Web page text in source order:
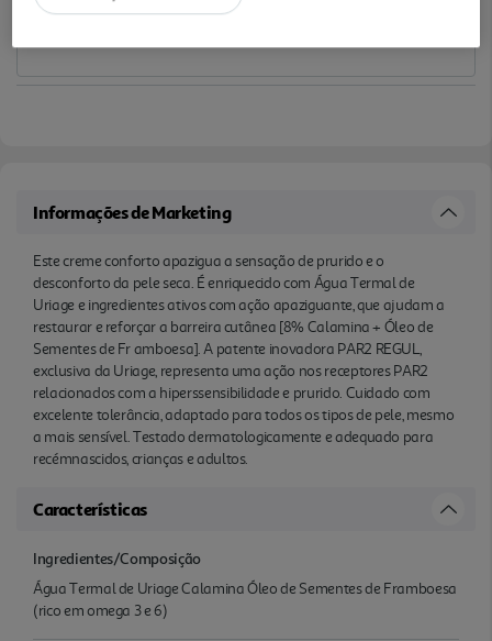
recémnascidos, crianças e adultos.
Informações de Marketing
Este creme conforto apazigua a sensação de prurido e o
desconforto da pele seca. É enriquecido com Água Termal de
Uriage e ingredientes ativos com ação apaziguante, que ajudam a
restaurar e reforçar a barreira cutânea [8% Calamina + Óleo de
Sementes de Fr amboesa]. A patente inovadora PAR2 REGUL,
exclusiva da Uriage, representa uma ação nos receptores PAR2
relacionados com a hiperssensibilidade e prurido. Cuidado com
excelente tolerância, adaptado para todos os tipos de pele, mesmo
a mais sensível. Testado dermatologicamente e adequado para
recémnascidos, crianças e adultos.
Características
Ingredientes/Composição
Água Termal de Uriage Calamina Óleo de Sementes de Framboesa
(rico em omega 3 e 6)